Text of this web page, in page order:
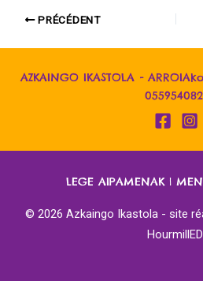
PRÉCÉDENT
AZKAINGO IKASTOLA -
LEGE AIPAMENAK|
© 2026 Azkaingo Ikastola - site
HourmillED